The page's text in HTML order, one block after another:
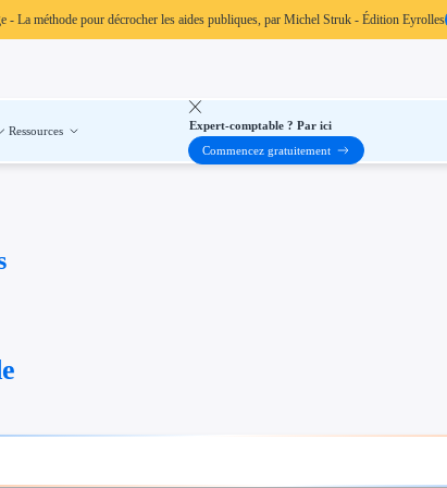
- La méthode pour décrocher les aides publiques, par Michel Struk - Édition Eyrolles
Ressources
Expert-comptable ? Par ici
Commencez gratuitement